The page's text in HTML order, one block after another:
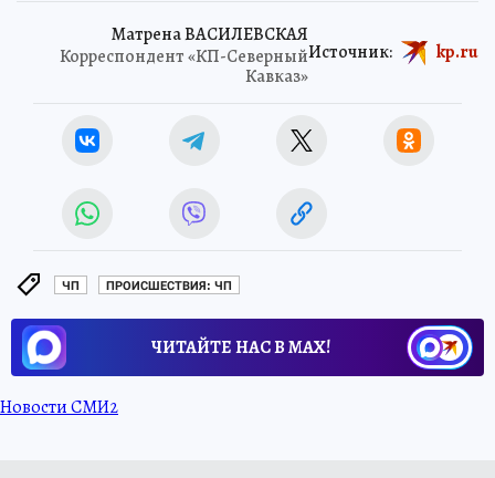
Матрена ВАСИЛЕВСКАЯ
Корреспондент «КП-Северный
Кавказ»
Источник: kp.ru
ЧП ПРОИСШЕСТВИЯ: ЧП
ЧИТАЙТЕ НАС В МАХ!
Новости СМИ2